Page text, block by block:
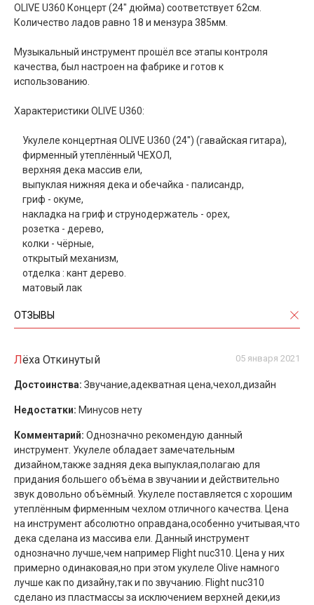
OLIVE U360 Концерт (24" дюйма) соответствует 62см.
Количество ладов равно 18 и мензура 385мм.
Музыкальный инструмент прошёл все этапы контроля
качества, был настроен на фабрике и готов к
использованию.
Характеристики OLIVE U360:
Укулеле концертная OLIVE U360 (24") (гавайская гитара),
фирменный утеплённый ЧЕХОЛ,
верхняя дека массив ели,
выпуклая нижняя дека и обечайка - палисандр,
гриф - окуме,
накладка на гриф и струнодержатель - орех,
розетка - дерево,
колки - чёрные,
открытый механизм,
отделка : кант дерево.
матовый лак
ОТЗЫВЫ
Лёха Откинутый 05 января 2021
Достоинства: Звучание,адекватная цена,чехол,дизайн
Недостатки: Минусов нету
Комментарий: Однозначно рекомендую данный
инструмент. Укулеле обладает замечательным
дизайном,также задняя дека выпуклая,полагаю для
придания большего объёма в звучании и действительно
звук довольно объёмный. Укулеле поставляется с хорошим
утеплённым фирменным чехлом отличного качества. Цена
на инструмент абсолютно оправдана,особенно учитывая,что
дека сделана из массива ели. Данный инструмент
однозначно лучше,чем например Flight nuc310. Цена у них
примерно одинаковая,но при этом укулеле Olive намного
лучше как по дизайну,так и по звучанию. Flight nuc310
сделано из пластмассы за исключением верхней деки,из